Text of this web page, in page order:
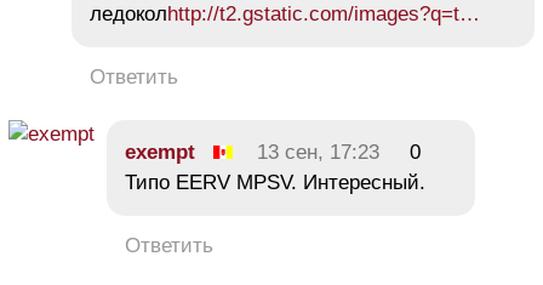
ледоколhttp://t2.gstatic.com/images?q=t…
Ответить
exempt 13 сен, 17:23
0
Типо EERV MPSV. Интересный.
Ответить